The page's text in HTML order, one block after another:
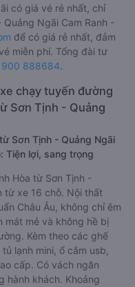
có giá vé rẻ nhất, chỉ
Ngãi Cam Ranh -
để có giá rẻ nhất, đảm
miễn phí. Tổng đài tư
888684.
chạy tuyến đường
Sơn Tịnh - Quảng
Sơn Tịnh - Quảng Ngãi
Tiện lợi, sang trọng
Hòa từ Sơn Tịnh -
từ xe 16 chỗ. Nội thất
Châu Âu, không chỉ êm
mát mẻ và không hề bị
Kèm theo các ghế
lạnh mini, ổ cắm usb,
cấp. Có vách ngăn
hành khách. Khoảng